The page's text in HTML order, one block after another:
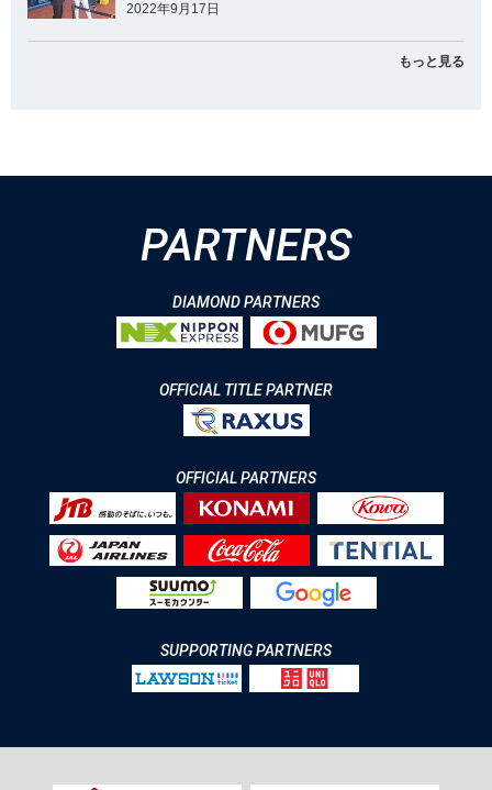
2022年9月17日
もっと見る
PARTNERS
DIAMOND PARTNERS
OFFICIAL TITLE PARTNER
OFFICIAL PARTNERS
SUPPORTING PARTNERS